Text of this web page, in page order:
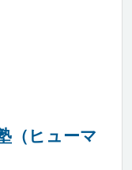
（ヒューマ